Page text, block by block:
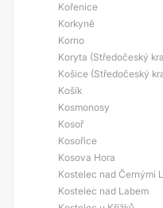
Kořenice
Korkyně
Korno
Koryta (Středočeský
Košice (Středočeský
Košík
Kosmonosy
Kosoř
Kosořice
Kosova Hora
Kostelec nad Černými
Kostelec nad Labem